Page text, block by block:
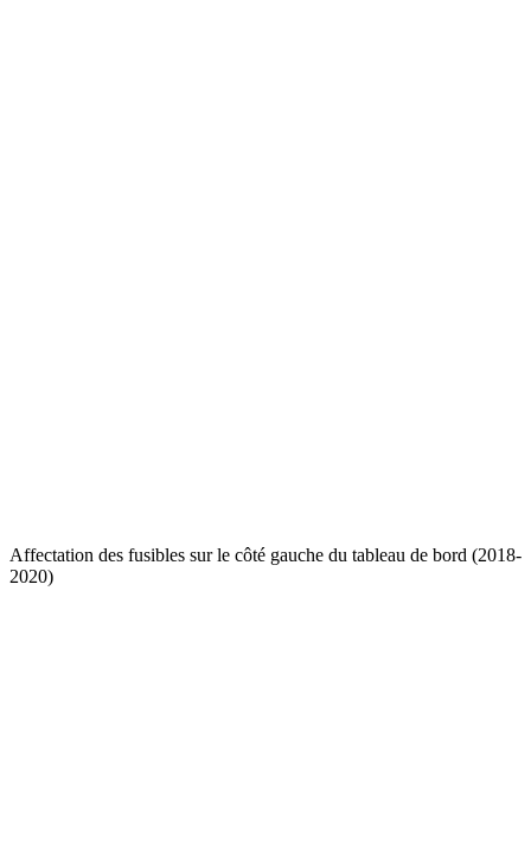
Affectation des fusibles sur le côté gauche du tableau de bord (2018-
2020)